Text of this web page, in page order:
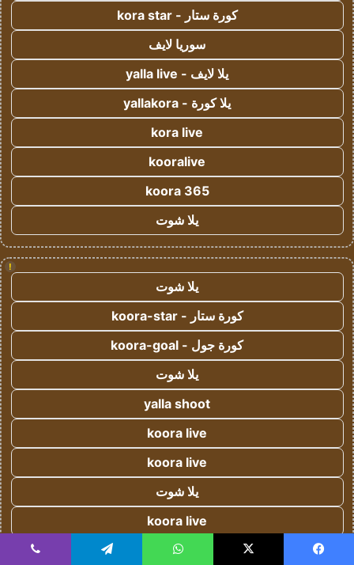
كورة ستار - kora star
سوريا لايف
يلا لايف - yalla live
يلا كورة - yallakora
kora live
kooralive
koora 365
يلا شوت
!
يلا شوت
كورة ستار - koora-star
كورة جول - koora-goal
يلا شوت
yalla shoot
koora live
koora live
يلا شوت
koora live
Yalla Live - يلا لايف